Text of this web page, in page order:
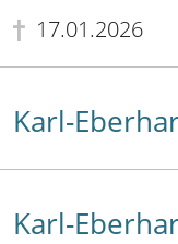
17.01.2026
Karl-
Karl-